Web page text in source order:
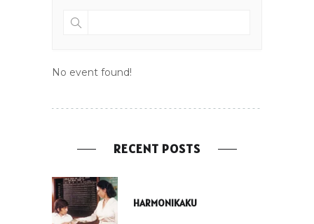
No event found!
RECENT POSTS
HARMONIKAKU